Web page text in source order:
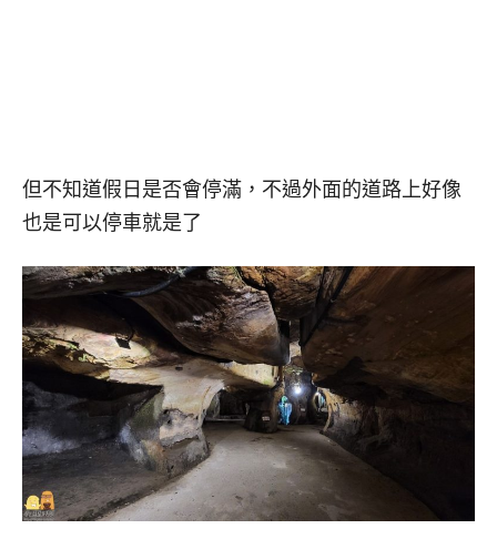
但不知道假日是否會停滿，不過外面的道路上好像
也是可以停車就是了